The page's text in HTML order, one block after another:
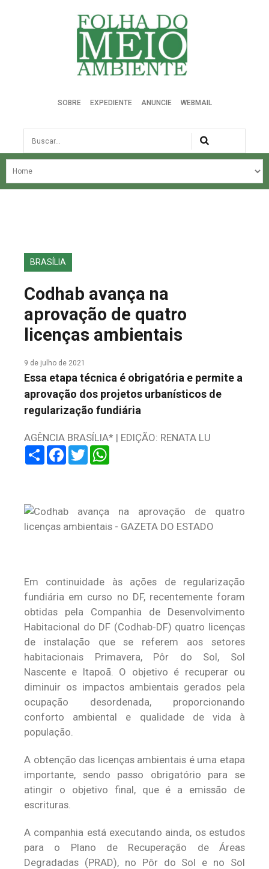
Folha do Meio Ambiente
SOBRE EXPEDIENTE ANUNCIE WEBMAIL
Busca
NOSSA HISTÓRIA
EDIÇÕES ANTERIORES
FALE CONOSCO
BRASÍLIA
Codhab avança na
aprovação de quatro
licenças ambientais
9 de julho de 2021
Essa etapa técnica é obrigatória e permite a
aprovação dos projetos urbanísticos de
regularização fundiária
AGÊNCIA BRASÍLIA* | EDIÇÃO: RENATA LU
ShareFacebook
Twitter
Em continuidade às ações de regularização
fundiária em curso no DF, recentemente foram
obtidas pela Companhia de Desenvolvimento
Habitacional do DF (Codhab-DF) quatro licenças
de instalação que se referem aos setores
habitacionais Primavera, Pôr do Sol, Sol
Nascente e Itapoã. O objetivo é recuperar ou
diminuir os impactos ambientais gerados pela
ocupação desordenada, proporcionando
conforto ambiental e qualidade de vida à
população.
A obtenção das licenças ambientais é uma etapa
importante, sendo passo obrigatório para se
atingir o objetivo final, que é a emissão de
escrituras.
A companhia está executando ainda, os estudos
para o Plano de Recuperação de Áreas
Degradadas (PRAD), no Pôr do Sol e no Sol